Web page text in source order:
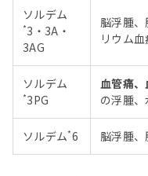
ソルデム
*3・3A・
3AG
脳浮腫
リウム
ソルデム
*3PG
血管痛
の浮腫
ソルデム*6 脳浮腫